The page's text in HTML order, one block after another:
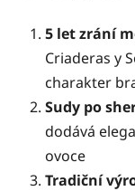
5 let zrání
Criaderas y
charakter
Sudy po
dodává
ovoce
Tradiční